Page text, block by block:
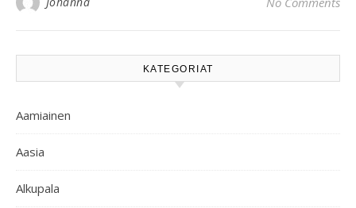
KATEGORIAT
Aamiainen
Aasia
Alkupala